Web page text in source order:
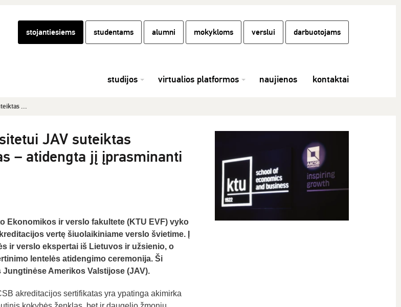
stojantiesiems studentams alumni mokykloms verslui darbuotojams
studijos virtualios platformos naujienos kontaktai
...
JAV suteiktas
– atidengta jį įprasminanti
Ekonomikos ir verslo fakultete (KTU EVF) vyko
vertę šiuolaikiniame verslo švietime. Į
ir verslo ekspertai iš Lietuvos ir užsienio, o
lentelės atidengimo ceremonija. Ši
Amerikos Valstijose (JAV).
akreditacijos sertifikatas yra ypatinga akimirka